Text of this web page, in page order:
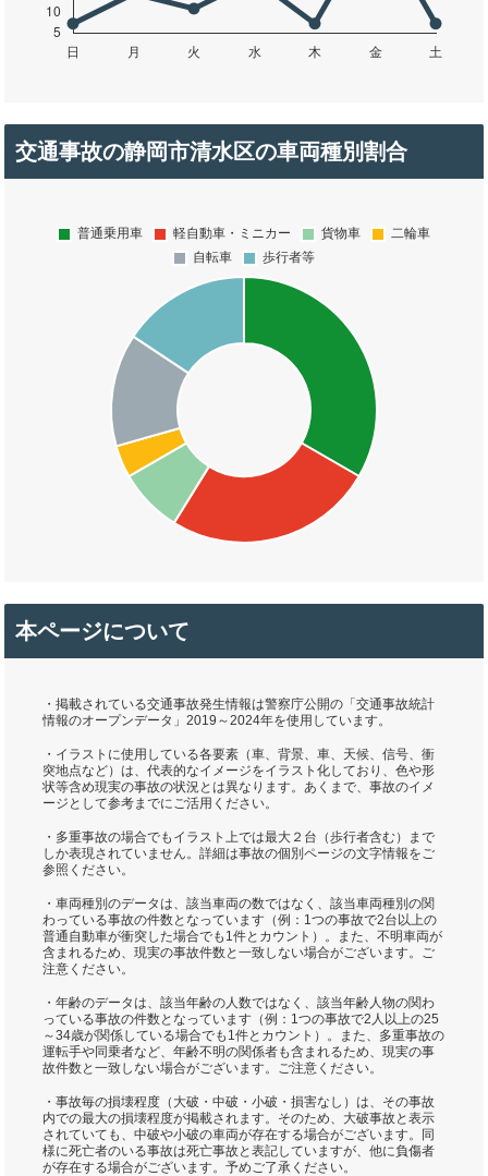
交通事故の静岡市清水区の車両種別割合
本ページについて
・掲載されている交通事故発生情報は警察庁公開の「交通事故統計
情報のオープンデータ」2019～2024年を使用しています。
・イラストに使用している各要素（車、背景、車、天候、信号、衝
突地点など）は、代表的なイメージをイラスト化しており、色や形
状等含め現実の事故の状況とは異なります。あくまで、事故のイメ
ージとして参考までにご活用ください。
・多重事故の場合でもイラスト上では最大２台（歩行者含む）まで
しか表現されていません。詳細は事故の個別ページの文字情報をご
参照ください。
・車両種別のデータは、該当車両の数ではなく、該当車両種別の関
わっている事故の件数となっています（例：1つの事故で2台以上の
普通自動車が衝突した場合でも1件とカウント）。また、不明車両が
含まれるため、現実の事故件数と一致しない場合がございます。ご
注意ください。
・年齢のデータは、該当年齢の人数ではなく、該当年齢人物の関わ
っている事故の件数となっています（例：1つの事故で2人以上の25
～34歳が関係している場合でも1件とカウント）。また、多重事故の
運転手や同乗者など、年齢不明の関係者も含まれるため、現実の事
故件数と一致しない場合がございます。ご注意ください。
・事故毎の損壊程度（大破・中破・小破・損害なし）は、その事故
内での最大の損壊程度が掲載されます。そのため、大破事故と表示
されていても、中破や小破の車両が存在する場合がございます。同
様に死亡者のいる事故は死亡事故と表記していますが、他に負傷者
が存在する場合がございます。予めご了承ください。